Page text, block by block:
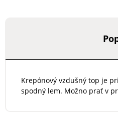
Krepónový vzdušný top je
spodný lem. Možno prať v